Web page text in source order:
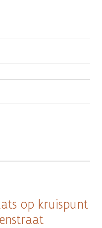
op kruispunt